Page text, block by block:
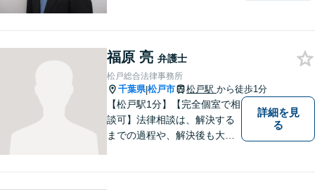
えします。まずはご相談下さ
い。
福原 亮 弁護士
松戸総合法律事務所
千葉県|松戸市 松戸駅 から徒歩1分
【松戸駅1分】【完全個室で相
談可】法律相談は、解決する
までの過程や、解決後も大切
詳細を見
る